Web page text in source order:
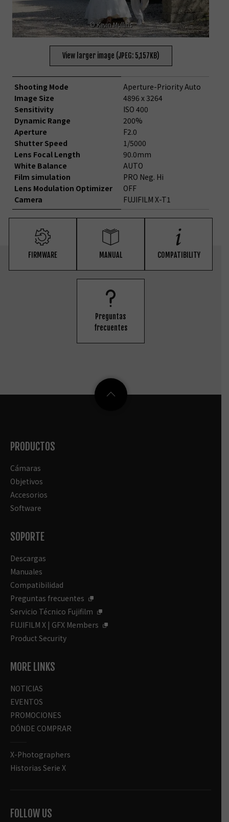
© Kevin Mullins
View larger image (JPEG: 5,157KB)
Shooting Mode
Image Size
Sensitivity
Dynamic Range
Aperture
Shutter Speed
Lens Focal Length
White Balance
Film simulation
Lens Modulation Optimizer
Camera
Aperture-Priority Auto
4896 x 3264
ISO 400
200%
F2.0
1/5000
90.0mm
AUTO
PRO Neg. Hi
OFF
FUJIFILM X-T1
FIRMWARE MANUAL COMPATIBILITY
Preguntas
frecuentes
PRODUCTOS
Cámaras
Objetivos
Accesorios
Software
SOPORTE
Descargas
Manuales
Compatibilidad
Preguntas frecuentes
Servicio Técnico Fujifilm
FUJIFILM X | GFX Members
Product Security
MORE LINKS
NOTICIAS
EVENTOS
PROMOCIONES
DÓNDE COMPRAR
X-Photographers
Historias Serie X
FOLLOW US